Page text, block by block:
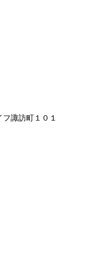
諏訪町１０１